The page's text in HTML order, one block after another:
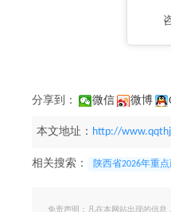
分享到： 微信 微博
本文地址： http://
相关搜索： 陕西省2026年重
免责声明：凡在本网站出现的信息